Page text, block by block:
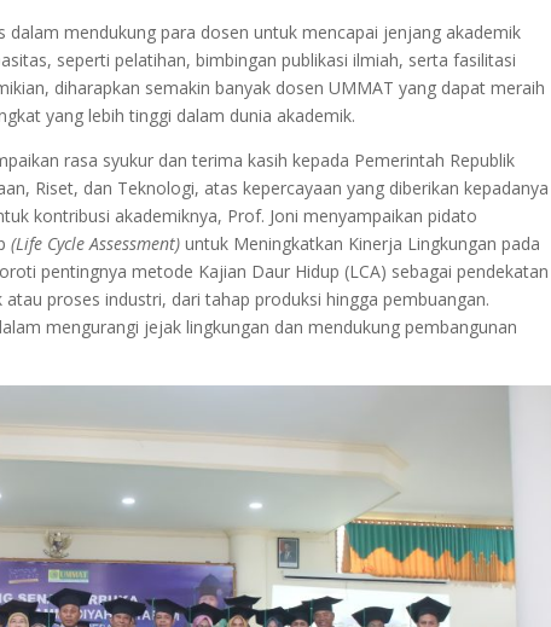
mendukung para dosen untuk mencapai jenjang akademik
seperti pelatihan, bimbingan publikasi ilmiah, serta fasilitasi
diharapkan semakin banyak dosen UMMAT yang dapat meraih
yang lebih tinggi dalam dunia akademik.
rasa syukur dan terima kasih kepada Pemerintah Republik
Riset, dan Teknologi, atas kepercayaan yang diberikan kepadanya
kontribusi akademiknya, Prof. Joni menyampaikan pidato
(Life Cycle Assessment)untuk Meningkatkan Kinerja Lingkungan pada
pentingnya metode Kajian Daur Hidup (LCA) sebagai pendekatan
proses industri, dari tahap produksi hingga pembuangan.
mengurangi jejak lingkungan dan mendukung pembangunan